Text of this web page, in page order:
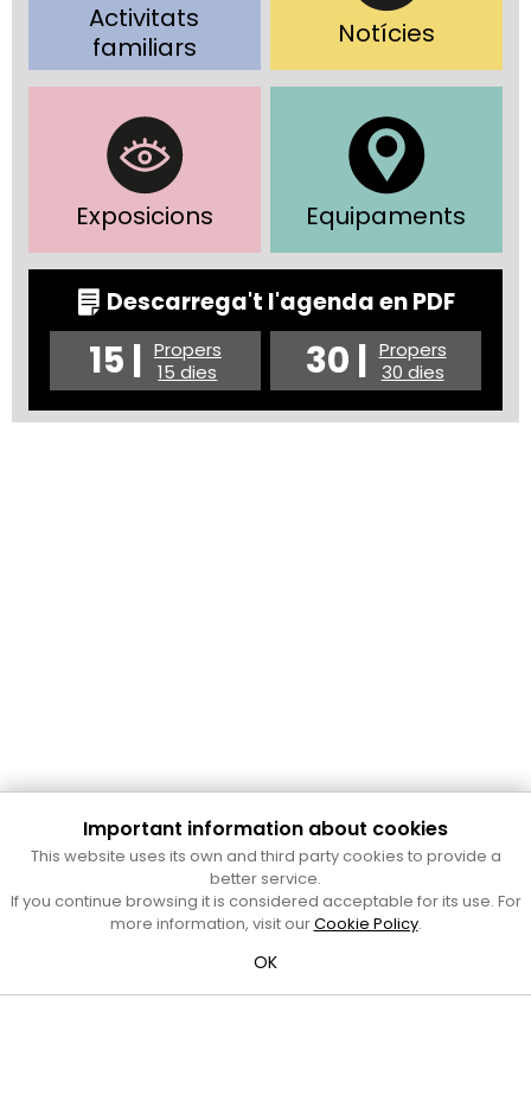
Activitats
familiars
Notícies
Exposicions Equipaments
Descarrega't l'agenda en PDF
15 | Propers
15 dies
30 | Propers
30 dies
Cultura Mataró
Ajuntament de Mataró
C. de Sant Josep, 9 (Mataró, 08302)
Horari d'obertura: dilluns, dimecres i divendres de 10 a 13 h.
al telèfon al 93 758 23 61
Bústia ciutadana
Important information about cookies
This website uses its own and third party cookies to provide a
better service.
If you continue browsing it is considered acceptable for its use. For
more information, visit ourCookie Policy.
OK